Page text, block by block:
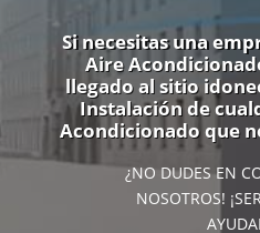
Si necesitas una
Aire
llegado al sitio
Instalación de
Acondicionado que
¿NO DUDES EN
NOSOTROS!